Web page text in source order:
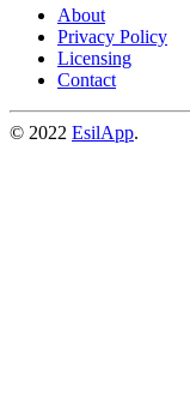
About
Privacy Policy
Licensing
Contact
© 2022 EsilApp.